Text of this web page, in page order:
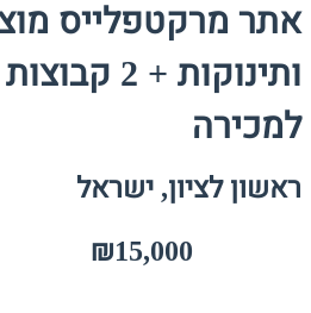
אתר מרקטפלייס
ותינוקות +
למכירה
ראשון לציון, ישראל
₪15,000